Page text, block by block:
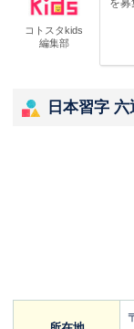
コトスタkids
編集部
を募
日本習字